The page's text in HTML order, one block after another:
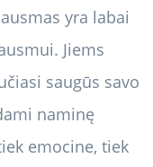
yra labai
Jiems
saugūs savo
naminę
emocine, tiek